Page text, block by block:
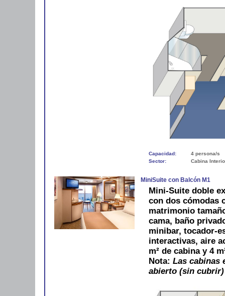
Capacidad:
4 persona/s
Sector:
Cabina
MiniSuite con Balcón M1
Mini-Suite doble
con dos cómodas
matrimonio
cama, baño
minibar, tocador-
interactivas, aire
m² de cabina y 4
Nota: Las cabinas
abierto (sin